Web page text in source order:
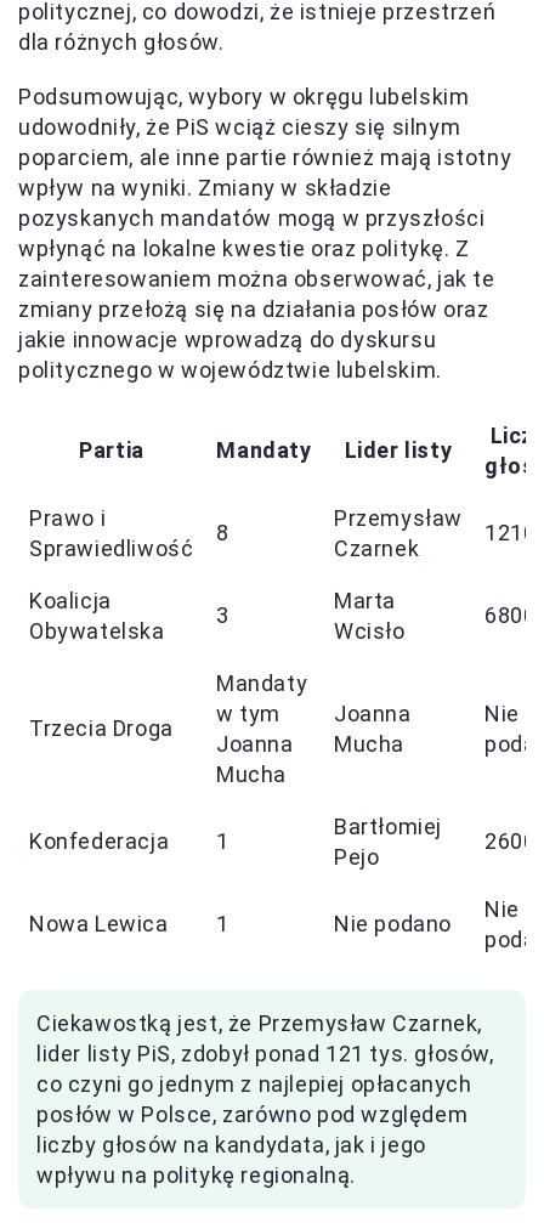
politycznej, co dowodzi, że istnieje przestrzeń
dla różnych głosów.
Podsumowując, wybory w okręgu lubelskim
udowodniły, że PiS wciąż cieszy się silnym
poparciem, ale inne partie również mają istotny
wpływ na wyniki. Zmiany w składzie
pozyskanych mandatów mogą w przyszłości
wpłynąć na lokalne kwestie oraz politykę. Z
zainteresowaniem można obserwować, jak te
zmiany przełożą się na działania posłów oraz
jakie innowacje wprowadzą do dyskursu
politycznego w województwie lubelskim.
Partia Mandaty Lider listy
Prawo i
Sprawiedliwość
8
Przemysław
Czarnek
Koalicja
Obywatelska
3
Marta
Wcisło
Trzecia Droga
Mandaty
w tym
Joanna
Mucha
Joanna
Mucha
Nie
Konfederacja 1
Bartłomiej
Pejo
Nowa Lewica 1 Nie podano
Nie
Ciekawostką jest, że Przemysław Czarnek,
lider listy PiS, zdobył ponad 121 tys. głosów,
co czyni go jednym z najlepiej opłacanych
posłów w Polsce, zarówno pod względem
liczby głosów na kandydata, jak i jego
wpływu na politykę regionalną.